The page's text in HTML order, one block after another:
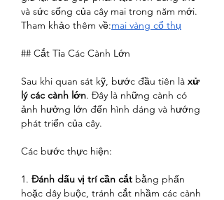
và sức sống của cây mai trong năm mới.
Tham khảo thêm về:mai vàng cổ thụ
## Cắt Tỉa Các Cành Lớn
Sau khi quan sát kỹ, bước đầu tiên là xử
lý các cành lớn. Đây là những cành có
ảnh hưởng lớn đến hình dáng và hướng
phát triển của cây.
Các bước thực hiện:
1. Đánh dấu vị trí cần cắt bằng phấn
hoặc dây buộc, tránh cắt nhầm các cành